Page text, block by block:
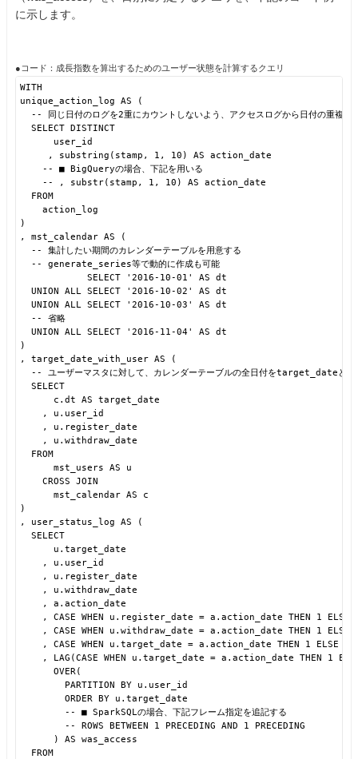
に示します。
●コード：成長指数を算出するためのユーザー状態を計算するクエリ
WITH
unique_action_log AS (
-- 同じ日付のログを2重にカウントしないよう、アクセスログから日付の重複を
SELECT DISTINCT
user_id
, substring(stamp, 1, 10) AS action_date
-- ■ BigQueryの場合、下記を用いる
-- , substr(stamp, 1, 10) AS action_date
FROM
action_log
)
, mst_calendar AS (
-- 集計したい期間のカレンダーテーブルを用意する
-- generate_series等で動的に作成も可能
SELECT '2016-10-01' AS dt
UNION ALL SELECT '2016-10-02' AS dt
UNION ALL SELECT '2016-10-03' AS dt
-- 省略
UNION ALL SELECT '2016-11-04' AS dt
)
, target_date_with_user AS (
-- ユーザーマスタに対して、カレンダーテーブルの全日付をtarget_dateとし
SELECT
c.dt AS target_date
, u.user_id
, u.register_date
, u.withdraw_date
FROM
mst_users AS u
CROSS JOIN
mst_calendar AS c
)
, user_status_log AS (
SELECT
u.target_date
, u.user_id
, u.register_date
, u.withdraw_date
, a.action_date
, CASE WHEN u.register_date = a.action_date THEN 1 ELSE
, CASE WHEN u.withdraw_date = a.action_date THEN 1
, CASE WHEN u.target_date = a.action_date THEN 1 ELSE 0
, LAG(CASE WHEN u.target_date = a.action_date THEN 1
OVER(
PARTITION BY u.user_id
ORDER BY u.target_date
-- ■ SparkSQLの場合、下記フレーム指定を追記する
-- ROWS BETWEEN 1 PRECEDING AND 1 PRECEDING
) AS was_access
FROM